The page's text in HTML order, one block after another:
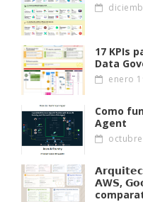
17 KPIs
Data
enero
Como
Agent
𝗔W𝗦,